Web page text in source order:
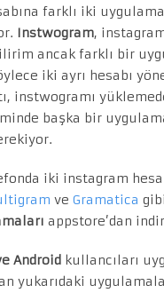
farklı iki
Instwogram,
ancak farklı bir
iki ayrı hesabı
instwogramı
başka bir
iki instagram
ve Gramatica
appstore’dan
Android kullancıları
yukarıdaki